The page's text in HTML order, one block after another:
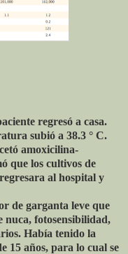
regresó a casa.
subió a 38.3 ° C.
amoxicilina-
que los cultivos de
al hospital y
de garganta leve que
nuca, fotosensibilidad,
Había tenido la
15 años, para lo cual se